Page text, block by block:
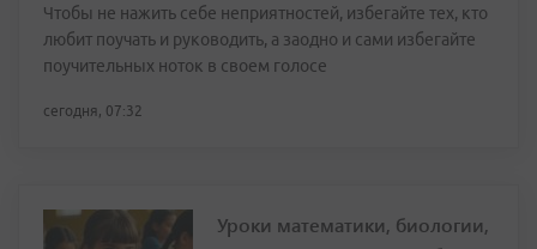
Чтобы не нажить себе неприятностей, избегайте тех, кто
любит поучать и руководить, а заодно и сами избегайте
поучительных ноток в своем голосе
сегодня, 07:32
Уроки математики, биологии,